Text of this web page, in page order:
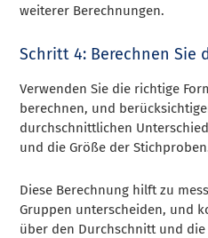
weiterer Berechnungen.
Schritt 4: Berechnen Sie
Verwenden Sie die richtige
berechnen, und
durchschnittlichen
und die Größe der
Diese Berechnung hilft zu
Gruppen unterscheiden, und
über den Durchschnitt und